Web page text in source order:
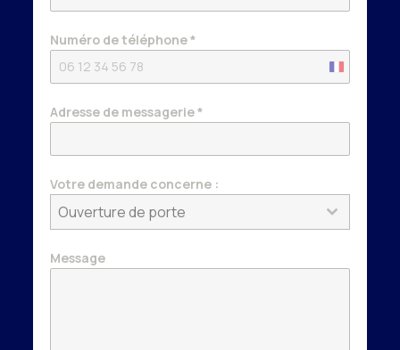
Numéro de téléphone*
France
Adresse de messagerie*
Votre demande concerne :
Ouverture de porte
Message